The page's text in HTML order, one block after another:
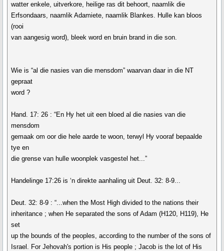
watter enkele, uitverkore, heilige ras dit behoort, naamlik die
Erfsondaars, naamlik Adamiete, naamlik Blankes. Hulle kan bloos
(rooi
van aangesig word), bleek word en bruin brand in die son.
Wie is “al die nasies van die mensdom” waarvan daar in die NT
gepraat
word ?
Hand. 17: 26 : “En Hy het uit een bloed al die nasies van die
mensdom
gemaak om oor die hele aarde te woon, terwyl Hy vooraf bepaalde
tye en
die grense van hulle woonplek vasgestel het...”
Handelinge 17:26 is ‘n direkte aanhaling uit Deut. 32: 8-9...
Deut. 32: 8-9 : “...when the Most High divided to the nations their
inheritance ; when He separated the sons of Adam (H120, H119), He
set
up the bounds of the peoples, according to the number of the sons of
Israel. For Jehovah's portion is His people ; Jacob is the lot of His